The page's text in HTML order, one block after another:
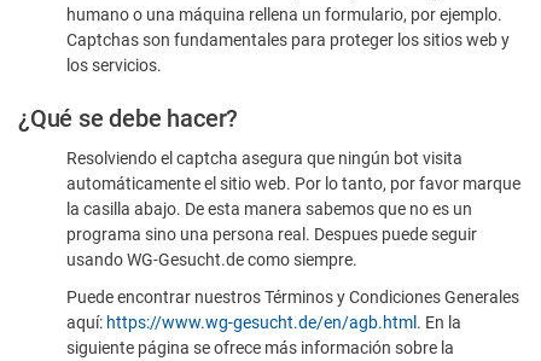
humano
humano o una máquina rellena un formulario, por ejemplo.
Captchas son fundamentales para proteger los sitios web y
los servicios.
¿Qué se debe hacer?
Resolviendo el captcha asegura que ningún bot visita
automáticamente el sitio web. Por lo tanto, por favor marque
la casilla abajo. De esta manera sabemos que no es un
programa sino una persona real. Despues puede seguir
usando WG-Gesucht.de como siempre.
Puede encontrar nuestros Términos y Condiciones Generales
aquí: https://www.wg-gesucht.de/en/agb.html . En la
siguiente página se ofrece más información sobre la